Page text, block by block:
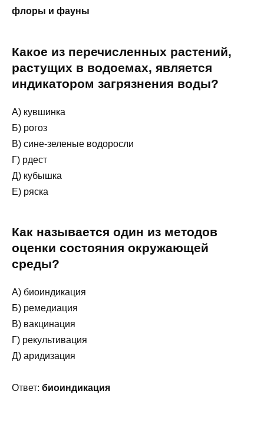
флоры и фауны
Какое из перечисленных растений,
растущих в водоемах, является
индикатором загрязнения воды?
А) кувшинка
Б) рогоз
В) сине-зеленые водоросли
Г) рдест
Д) кубышка
Е) ряска
Как называется один из методов
оценки состояния окружающей
среды?
А) биоиндикация
Б) ремедиация
В) вакцинация
Г) рекультивация
Д) аридизация
Ответ: биоиндикация